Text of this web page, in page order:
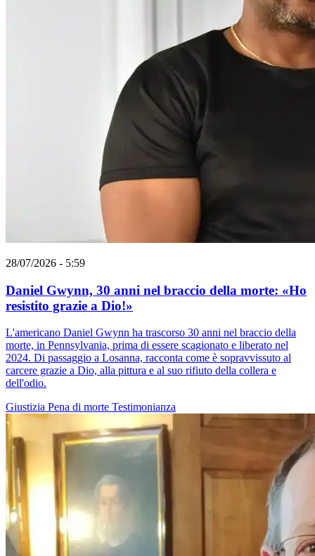
28/07/2026 - 5:59
Daniel Gwynn, 30 anni nel braccio della morte: «Ho
resistito grazie a Dio!»
L'americano Daniel Gwynn ha trascorso 30 anni nel braccio della
morte, in Pennsylvania, prima di essere scagionato e liberato nel
2024. Di passaggio a Losanna, racconta come è sopravvissuto al
carcere grazie a Dio, alla pittura e al suo rifiuto della collera e
dell'odio.
Giustizia Pena di morte Testimonianza